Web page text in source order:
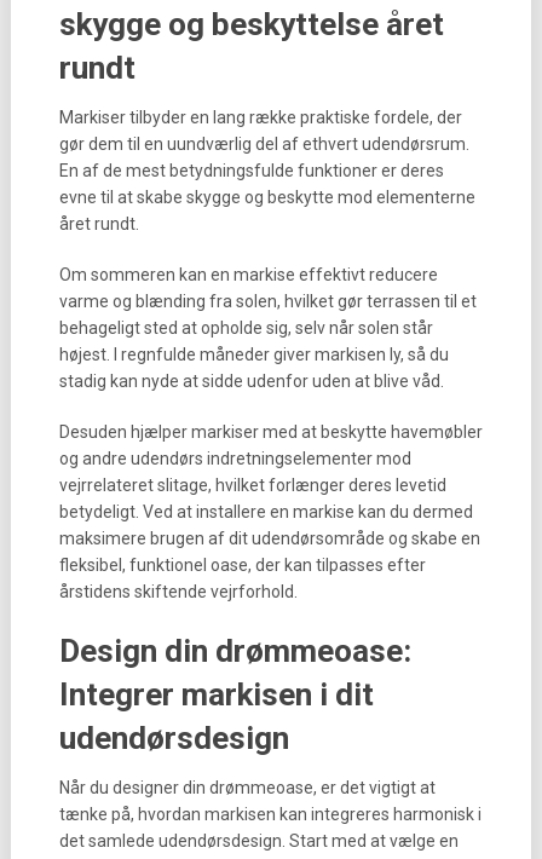
skygge og beskyttelse året
rundt
Markiser tilbyder en lang række praktiske fordele, der
gør dem til en uundværlig del af ethvert udendørsrum.
En af de mest betydningsfulde funktioner er deres
evne til at skabe skygge og beskytte mod elementerne
året rundt.
Om sommeren kan en markise effektivt reducere
varme og blænding fra solen, hvilket gør terrassen til et
behageligt sted at opholde sig, selv når solen står
højest. I regnfulde måneder giver markisen ly, så du
stadig kan nyde at sidde udenfor uden at blive våd.
Desuden hjælper markiser med at beskytte havemøbler
og andre udendørs indretningselementer mod
vejrrelateret slitage, hvilket forlænger deres levetid
betydeligt. Ved at installere en markise kan du dermed
maksimere brugen af dit udendørsområde og skabe en
fleksibel, funktionel oase, der kan tilpasses efter
årstidens skiftende vejrforhold.
Design din drømmeoase:
Integrer markisen i dit
udendørsdesign
Når du designer din drømmeoase, er det vigtigt at
tænke på, hvordan markisen kan integreres harmonisk i
det samlede udendørsdesign. Start med at vælge en